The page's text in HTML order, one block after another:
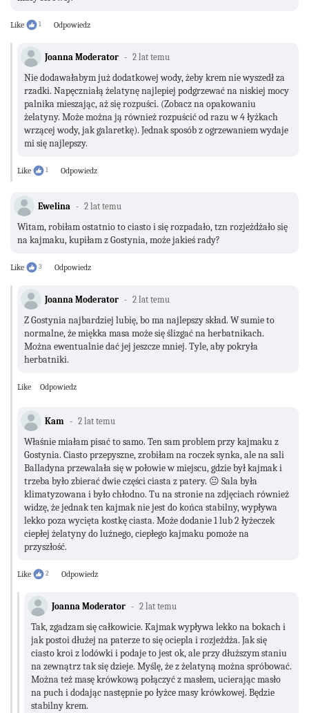
Like 1 Odpowiedz
Joanna Moderator 2 lat temu
Nie dodawałabym już dodatkowej wody, żeby krem nie wyszedł za
rzadki. Napęczniałą żelatynę najlepiej podgrzewać na niskiej mocy
palnika mieszając, aż się rozpuści. (Zobacz na opakowaniu
żelatyny. Może można ją również rozpuścić od razu w 4 łyżkach
wrzącej wody, jak galaretkę). Jednak sposób z ogrzewaniem wydaje
mi się najlepszy.
Like 1 Odpowiedz
Ewelina 2 lat temu
Witam, robiłam ostatnio to ciasto i się rozpadało, tzn rozjeżdżało się
na kajmaku, kupiłam z Gostynia, może jakieś rady?
Like 3 Odpowiedz
Joanna Moderator 2 lat temu
Z Gostynia najbardziej lubię, bo ma najlepszy skład. W sumie to
normalne, że miękka masa może się ślizgać na herbatnikach.
Można ewentualnie dać jej jeszcze mniej. Tyle, aby pokryła
herbatniki.
Like Odpowiedz
Kam 2 lat temu
Właśnie miałam pisać to samo. Ten sam problem przy kajmaku z
Gostynia. Ciasto przepyszne, zrobiłam na roczek synka, ale na sali
Balladyna przewalała się w połowie w miejscu, gdzie był kajmak i
trzeba było zbierać dwie części ciasta z patery. 😐 Sala była
klimatyzowana i było chłodno. Tu na stronie na zdjęciach również
widzę, że jednak ten kajmak nie jest do końca stabilny, wypływa
lekko poza wycięta kostkę ciasta. Może dodanie 1 lub 2 łyżeczek
ciepłej żelatyny do luźnego, ciepłego kajmaku pomoże na
przyszłość.
Like 2 Odpowiedz
Joanna Moderator 2 lat temu
Tak, zgadzam się całkowicie. Kajmak wypływa lekko na bokach i
jak postoi dłużej na paterze to się ociepla i rozjeżdża. Jak się
ciasto kroi z lodówki i podaje to jest ok, ale przy dłuższym staniu
na zewnątrz tak się dzieje. Myślę, że z żelatyną można spróbować.
Można też masę krówkową połączyć z masłem, ucierając masło
na puch i dodając następnie po łyżce masy krówkowej. Będzie
stabilny krem.